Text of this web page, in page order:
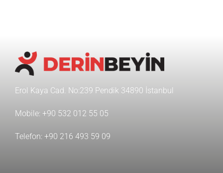
Erol Kaya Cad. No:239 Pendik 34890 İstanbul
Mobile: +90 532 012 55 05
Telefon: +90 216 493 59 09